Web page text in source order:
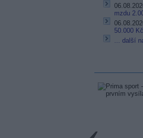
mzdu
50.000
... další